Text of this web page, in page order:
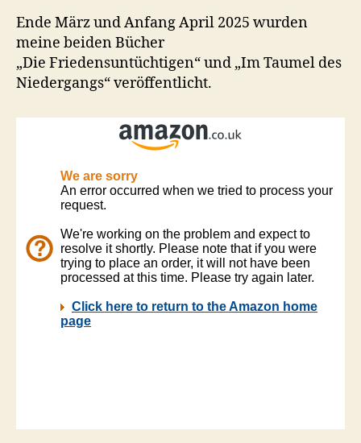
Ende März und Anfang April 2025 wurden
meine beiden Bücher
„Die Friedensuntüchtigen“ und „Im Taumel des
Niedergangs“ veröffentlicht.